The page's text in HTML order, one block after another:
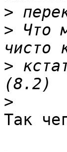
>
> Что
>
>
Так